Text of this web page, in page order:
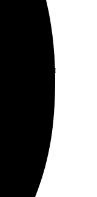
и
оценили и